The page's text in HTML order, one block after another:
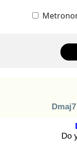
Dmaj7
Do